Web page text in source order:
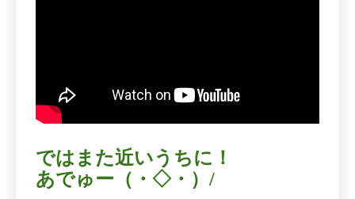
ではまた近いうちに！
あでゅー（・◇・）/